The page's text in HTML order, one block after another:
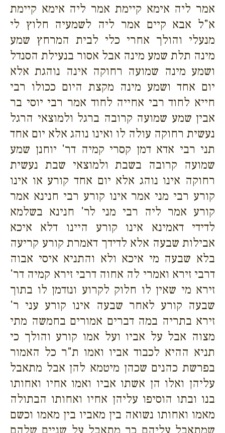
אמר ליה אימא קיימת אמר ליה אימא קיימת
א"ל אבא קיים אמר ליה לשמעיה חלוץ לי
מנעלי והולך אחרי כלי לבית המרחץ שמע
מינה תלת שמע מינה אבל אסור בנעילת הסנדל
ושמע מינה שמועה רחוקה אינה נוהגת אלא
יום אחד ושמע מינה מקצת היום ככולו רבי
חייא לחוד רבי אחייה לחוד אמר רבי יוסי בר
אבין שמע שמועה קרובה ברגל ולמוצאי הרגל
נעשית רחוקה עולה לו ואינו נוהג אלא יום אחד
תני רבי אדא דמן קסרי קמיה דר' יוחנן שמע
שמועה קרובה בשבת ולמוצאי שבת נעשית
רחוקה אינו נוהג אלא יום אחד קורע או אינו
קורע רבי מני אמר אינו קורע רבי חנינא אמר
קורע אמר ליה רבי מני לר' חנינא בשלמא
לדידי דאמינא אינו קורע היינו דלא איכא
אבילות שבעה אלא לדידך דאמרת קורע קריעה
בלא שבעה מי איכא ולא והתניא איסי אבוה
דרבי זירא ואמרי לה אחוה דרבי זירא קמיה דר'
זירא מי שאין לו חלוק לקרוע ונזדמן לו בתוך
שבעה קורע לאחר שבעה אינו קורע עני ר'
זירא בתריה במה דברים אמורים בחמשה מתי
מצוה אבל על אביו ועל אמו קורע והולך כי
תניא ההיא לכבוד אביו ואמו ת"ר כל האמור
בפרשת כהנים שכהן מיטמא להן אבל מתאבל
עליהן ואלו הן אשתו אביו ואמו אחיו ואחותו
בנו ובתו הוסיפו עליהן אחיו ואחותו הבתולה
מאמו ואחותו נשואה בין מאביו בין מאמו וכשם